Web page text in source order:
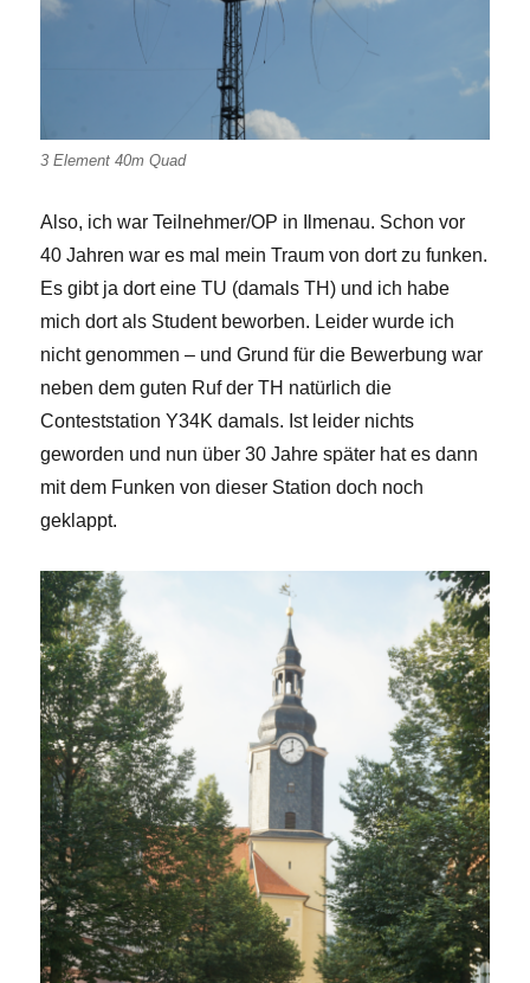
3 Element 40m Quad
Also, ich war Teilnehmer/OP in Ilmenau. Schon vor
40 Jahren war es mal mein Traum von dort zu funken.
Es gibt ja dort eine TU (damals TH) und ich habe
mich dort als Student beworben. Leider wurde ich
nicht genommen – und Grund für die Bewerbung war
neben dem guten Ruf der TH natürlich die
Conteststation Y34K damals. Ist leider nichts
geworden und nun über 30 Jahre später hat es dann
mit dem Funken von dieser Station doch noch
geklappt.